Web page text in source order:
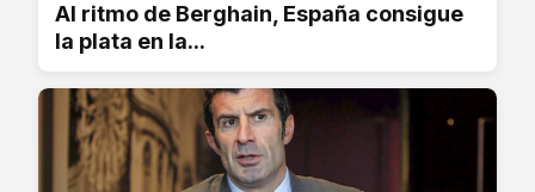
Al ritmo de Berghain, España consigue
la plata en la...